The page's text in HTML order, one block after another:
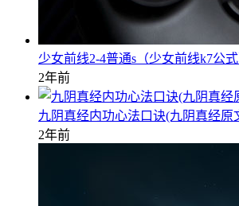
少女前线2-4普通s（少女前线k7公式
2年前
九阴真经内功心法口诀(九阴真经原
2年前